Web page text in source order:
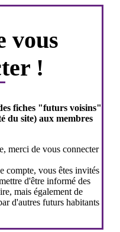
vous
!
fiches "futurs voisins"
du site) aux membres
merci de vous connecter
compte, vous êtes invités
d'être informé des
mais également de
d'autres futurs habitants